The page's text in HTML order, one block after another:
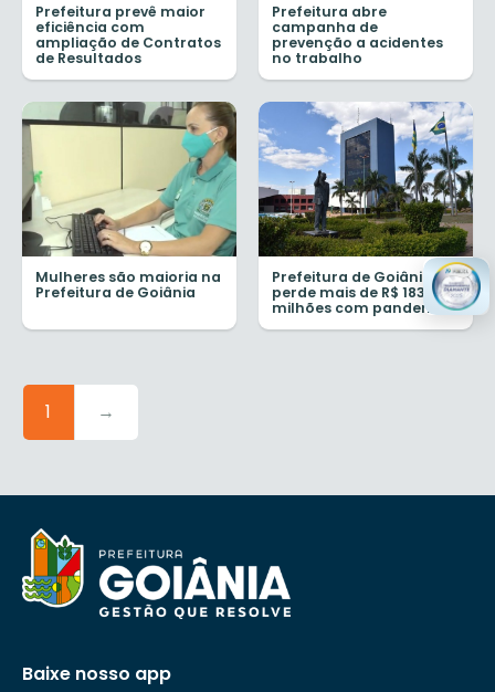
Prefeitura prevê maior
eficiência com
ampliação de Contratos
de Resultados
Prefeitura abre
campanha de
prevenção a acidentes
no trabalho
Mulheres são maioria na
Prefeitura de Goiânia
Prefeitura de Goiânia
perde mais de R$ 183,5
milhões com pandemia
1 →
Baixe nosso app